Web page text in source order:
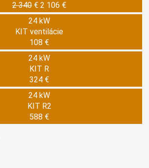
2 340 € 2 106 €
24 kW
KIT ventilácie
108 €
24 kW
KIT R
324 €
24 kW
KIT R2
588 €